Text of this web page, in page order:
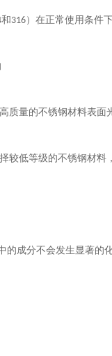
和 316）在正常使用条件
质量的不锈钢材料表面
较低等级的不锈钢材料
的成分不会发生显著的